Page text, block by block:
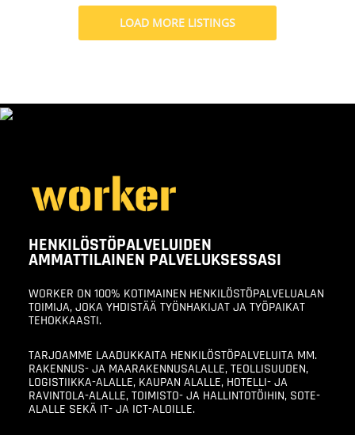
LOAD MORE LISTINGS
HENKILÖSTÖPALVELUIDEN
AMMATTILAINEN PALVELUKSESSASI
WORKER ON 100% KOTIMAINEN HENKILÖSTÖPALVELUALAN
TOIMIJA, JOKA YHDISTÄÄ TYÖNHAKIJAT JA TYÖPAIKAT
TEHOKKAASTI.
TARJOAMME LAADUKKAITA HENKILÖSTÖPALVELUITA MM.
RAKENNUS- JA MAARAKENNUSALALLE, TEOLLISUUDEN,
LOGISTIIKKA-ALALLE, KAUPAN ALALLE, HOTELLI- JA
RAVINTOLA-ALALLE, TOIMISTO- JA HALLINTOTÖIHIN, SOTE-
ALALLE SEKÄ IT- JA ICT-ALOILLE.